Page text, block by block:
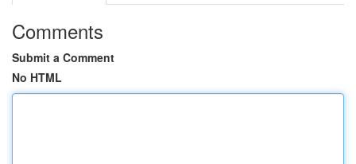
Comments
Submit a Comment
No HTML